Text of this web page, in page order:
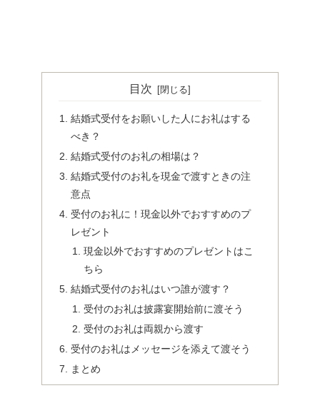
目次
結婚式受付をお願いした人にお礼はする
べき？
結婚式受付のお礼の相場は？
結婚式受付のお礼を現金で渡すときの注
意点
受付のお礼に！現金以外でおすすめのプ
レゼント
現金以外でおすすめのプレゼントはこ
ちら
結婚式受付のお礼はいつ誰が渡す？
受付のお礼は披露宴開始前に渡そう
受付のお礼は両親から渡す
受付のお礼はメッセージを添えて渡そう
まとめ